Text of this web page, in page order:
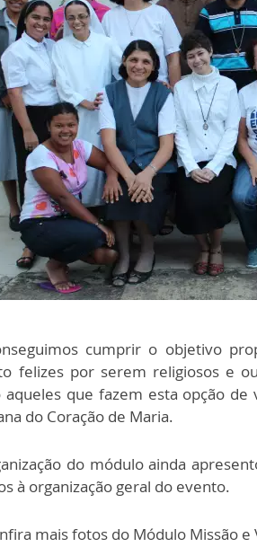
cumprir o objetivo
felizes por serem religiosos e
aqueles que fazem esta opção de
do Coração de Maria.
do módulo ainda
à organização geral do evento.
mais fotos do Módulo Missão e